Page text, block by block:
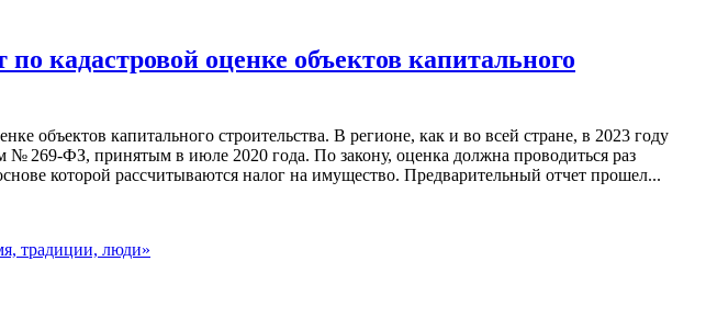
кадастровой оценке объектов капитального
объектов капитального строительства. В регионе, как и во всей стране, в 2023 году
№ 269-ФЗ, принятым в июле 2020 года. По закону, оценка должна проводиться раз
которой рассчитываются налог на имущество. Предварительный отчет прошел...